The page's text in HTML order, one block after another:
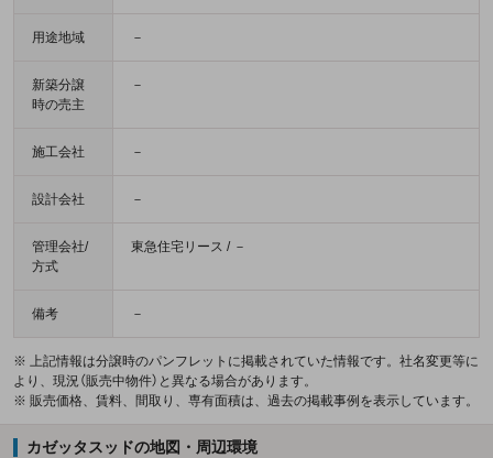
用途地域 －
新築分譲
時の売主
－
施工会社 －
設計会社 －
管理会社/
方式
東急住宅リース / －
備考 －
※ 上記情報は分譲時のパンフレットに掲載されていた情報です。社名変更等に
より、現況（販売中物件）と異なる場合があります。
※ 販売価格、賃料、間取り、専有面積は、過去の掲載事例を表示しています。
カゼッタスッドの地図・周辺環境